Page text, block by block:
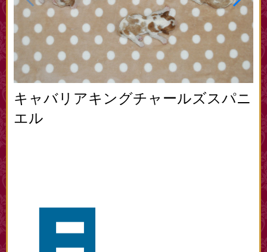
キャバリアキングチャールズスパニ
エル